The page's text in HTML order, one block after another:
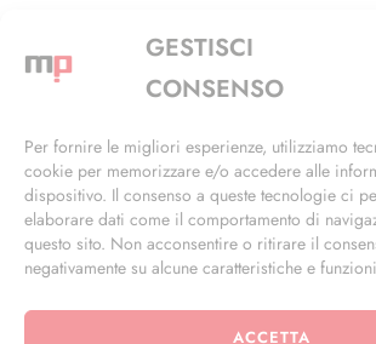
GESTISCI
CONSENSO
Per fornire le migliori esperienze, utilizziamo
cookie per memorizzare e/o accedere alle
dispositivo. Il consenso a queste tecnologie ci
elaborare dati come il comportamento di
questo sito. Non acconsentire o ritirare il
negativamente su alcune caratteristiche e
ACCETTA
Via Alfieri, 27 - Trezzano Sul
+39 02 4846 3155
info@masterphil.it